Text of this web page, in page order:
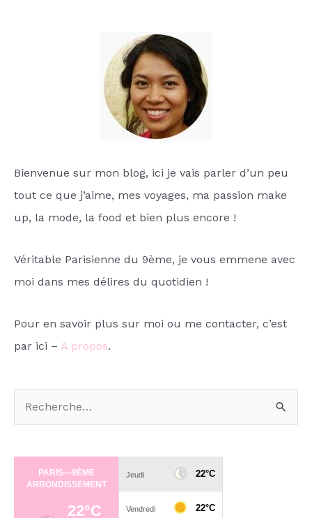
Bienvenue sur mon blog, ici je vais parler d’un peu
tout ce que j’aime, mes voyages, ma passion make
up, la mode, la food et bien plus encore !
Véritable Parisienne du 9ème, je vous emmene avec
moi dans mes délires du quotidien !
Pour en savoir plus sur moi ou me contacter, c’est
par ici – A propos.
c